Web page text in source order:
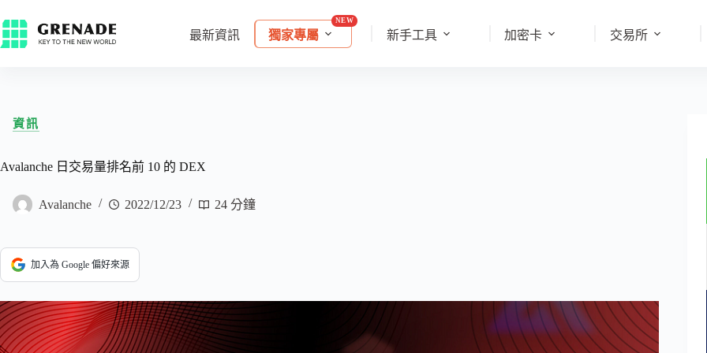
最新資訊 獨家專屬 新手工具 加密卡 交易所
資訊
Avalanche 日交易量排名前 10 的 DEX
Avalanche 2022/12/23 24 分鐘
加入為 Google 偏好來源